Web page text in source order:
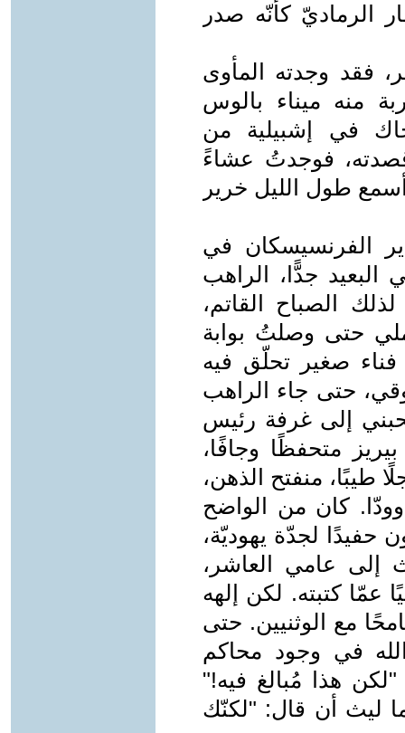
الرماديّ كأنّه صدر
فقد وجدته المأوى
منه ميناء بالوس
في إشبيلية من
قصدته، فوجدتُ عشاءً
طول الليل خرير
الفرنسيسكان في
البعيد جدًّا، الراهب
الصباح القاتم،
حتى وصلتُ بوابة
فناء صغير تحلّق فيه
حتى جاء الراهب
إلى غرفة رئيس
متحفظًا وجافًا،
طيبًا، منفتح الذهن،
كان من الواضح
حفيدًا لجدّة يهوديّة،
إلى عامي العاشر،
عمّا كتبته. لكن إلهه
مع الوثنيين. حتى
في وجود محاكم
هذا مُبالغ فيه!"
ليث أن قال: "لكنّك